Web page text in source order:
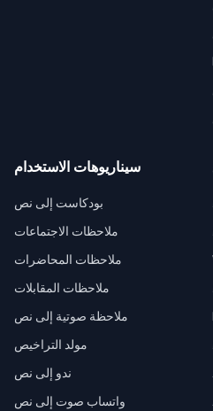
سيناريوهات الاستخدام
بودكاست إلى نص
ملاحظات الاجتماعات
ملاحظات المحاضرات
ملاحظات المقابلات
ملاحظة صوتية إلى نص
مولد التراخيص
ندو إلى نص
واتساب صوت إلى نص